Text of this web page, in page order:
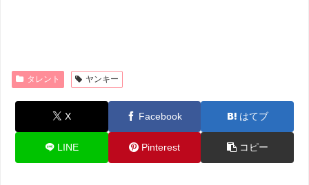
タレント ヤンキー
X Facebook はてブ
LINE Pinterest コピー